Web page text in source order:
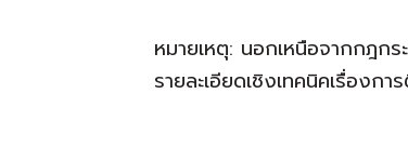
หมายเหตุ: นอกเหนือจากกฎก
รายละเอียดเชิงเทคนิคเรื่องก